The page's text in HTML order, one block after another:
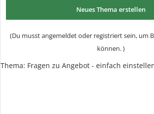
Neues Thema erstellen
(Du musst angemeldet oder registriert sein, um
können. )
Thema: Fragen zu Angebot - einfach